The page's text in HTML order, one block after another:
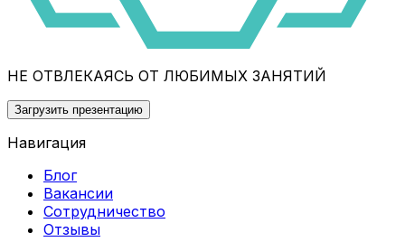
НЕ ОТВЛЕКАЯСЬ ОТ ЛЮБИМЫХ ЗАНЯТИЙ
Загрузить презентацию
Навигация
Блог
Вакансии
Сотрудничество
Отзывы